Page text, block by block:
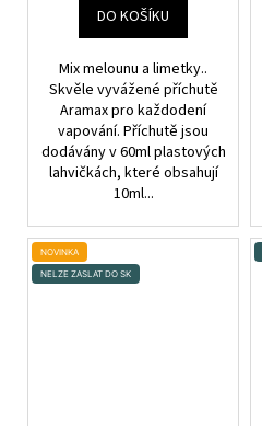
DO KOŠÍKU
Mix melounu a limetky..
Skvěle vyvážené příchutě
Aramax pro každodení
vapování. Příchutě jsou
dodávány v 60ml plastových
lahvičkách, které obsahují
10ml...
NOVINKA
NELZE ZASLAT DO SK